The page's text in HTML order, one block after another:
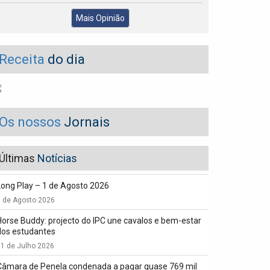
Mais Opinião
do dia
nossos Jornais
Notícias
Play – 1 de Agosto 2026
de Agosto 2026
Buddy: projecto do IPC une cavalos e bem-estar
estudantes
de Julho 2026
de Penela condenada a pagar quase 769 mil